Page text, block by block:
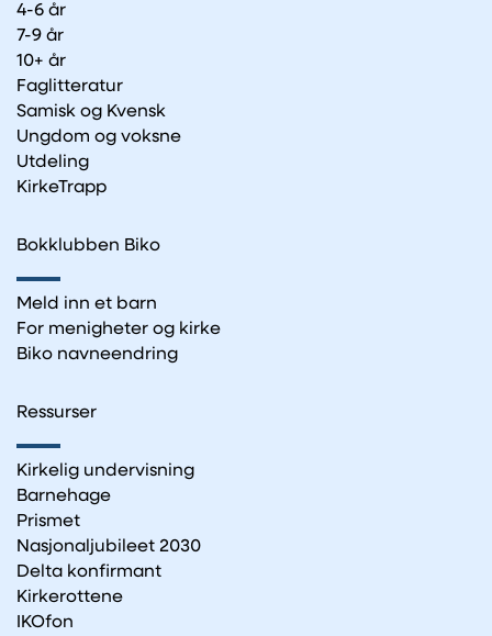
4-6 år
7-9 år
10+ år
Faglitteratur
Samisk og Kvensk
Ungdom og voksne
Utdeling
KirkeTrapp
Bokklubben Biko
Meld inn et barn
For menigheter og kirke
Biko navneendring
Ressurser
Kirkelig undervisning
Barnehage
Prismet
Nasjonaljubileet 2030
Delta konfirmant
Kirkerottene
IKOfon